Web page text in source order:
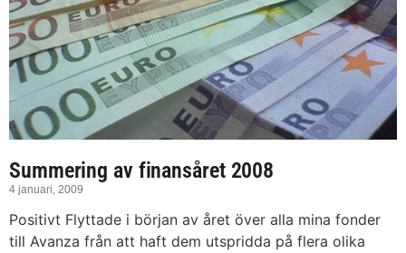
Summering av finansåret 2008
4 januari, 2009
Positivt Flyttade i början av året över alla mina fonder
till Avanza från att haft dem utspridda på flera olika